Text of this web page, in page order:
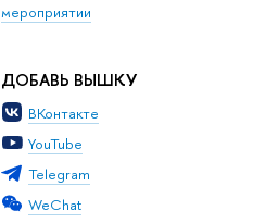
мероприятии
ДОБАВЬ ВЫШКУ
ВКонтакте
YouTube
Telegram
WeChat